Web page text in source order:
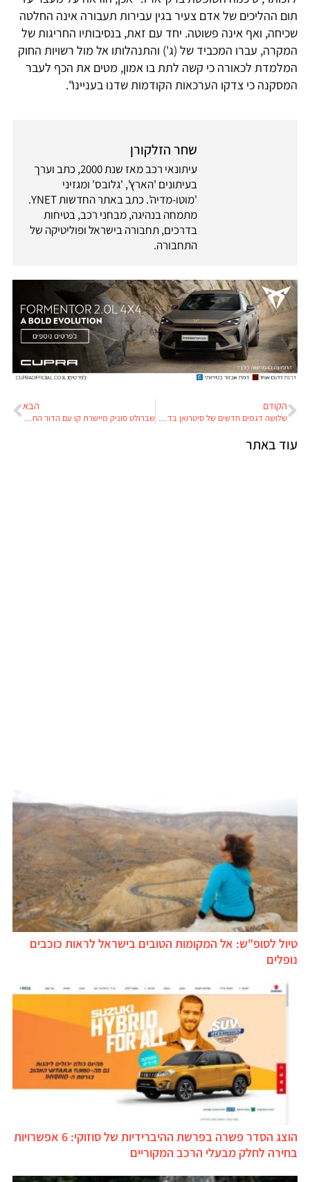
תום ההליכים של אדם צעיר בגין עבירות תעבורה אינה החלטה
שכיחה, ואף אינה פשוטה. יחד עם זאת, בנסיבותיו החריגות של
המקרה, עברו המכביד של (ג') והתנהלותו אל מול רשויות החוק
המלמדת לכאורה כי קשה לתת בו אמון, מטים את הכף לעבר
המסקנה כי צדקו הערכאות הקודמות שדנו בעניינו".
שחר הזלקורן
עיתונאי רכב מאז שנת 2000, כתב וערך
בעיתונים 'הארץ', 'גלובס' ומגזיני
'מוטו-מדיה'. כתב באתר החדשות YNET.
מתמחה בנהיגה, מבחני רכב, בטיחות
בדרכים, תחבורה בישראל ופוליטיקה של
התחבורה.
הקודם
שלושה דגמים חדשים של סיטרואן בדרך לישראל
הבא
שברולט סוניק מיישרת קו עם הדור החדש של הקרוז
עוד באתר
טיול לסופ"ש: אל המקומות הטובים בישראל לראות כוכבים
נופלים
הוצג הסדר פשרה בפרשת ההיברידיות של סוזוקי: 6 אפשרויות
בחירה לחלק מבעלי הרכב המקוריים